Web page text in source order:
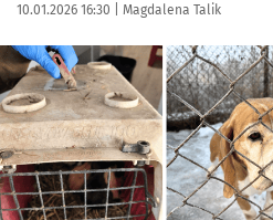
Data publikacji:
10.01.2026 16:30 | Autor:
Magdalena Talik
Kliknij, aby powiększyć